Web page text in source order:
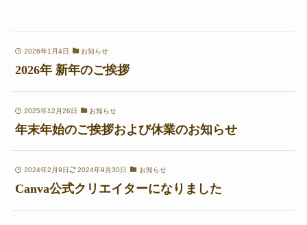
2026年1月4日 お知らせ
2026年 新年のご挨拶
2025年12月26日 お知らせ
年末年始のご挨拶および休業のお知らせ
2024年2月9日 2024年9月30日 お知らせ
Canva公式クリエイターになりました